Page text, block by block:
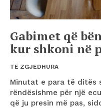
Gabimet që
kur shkoni në
TË ZGJEDHURA
Minutat e para të ditës
rëndësishme për një
që ju presin më pas,